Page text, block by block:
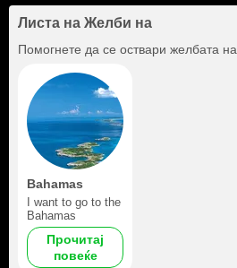
Листа на Желби на
Помогнете да се оствари желбата на
Bahamas
I want to go to the
Bahamas
Прочитај
повеќе